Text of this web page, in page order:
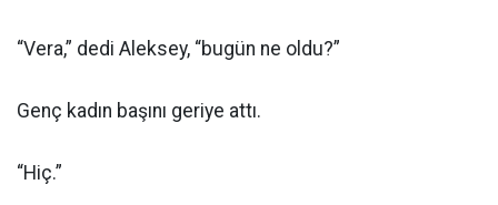
“Vera,” dedi Aleksey, “bugün ne oldu?”
Genç kadın başını geriye attı.
“Hiç.”